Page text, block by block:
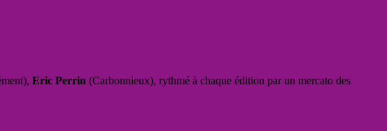
Eric Perrin (Carbonnieux), rythmé à chaque édition par un mercato des